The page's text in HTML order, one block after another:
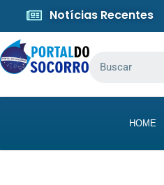
Notícias Recentes
HOME